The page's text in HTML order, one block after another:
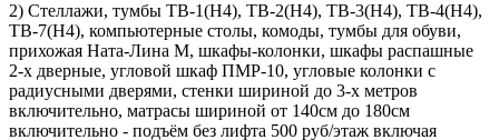
2) Стеллажи, тумбы ТВ-1(Н4), ТВ-2(Н4), ТВ-3(Н4), ТВ-4(Н4),
ТВ-7(Н4), компьютерные столы, комоды, тумбы для обуви,
прихожая Ната-Лина М, шкафы-колонки, шкафы распашные
2-х дверные, угловой шкаф ПМР-10, угловые колонки с
радиусными дверями, стенки шириной до 3-х метров
включительно, матрасы шириной от 140см до 180см
включительно - подъём без лифта 500 руб/этаж включая